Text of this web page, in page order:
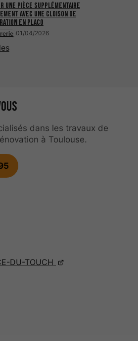
01/04/2026
une pièce supplémentaire
avec une cloison de
en placo
DU-TOUCH
dans les travaux de
à Toulouse.